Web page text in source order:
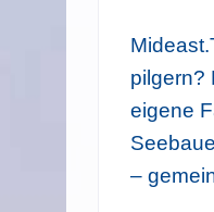
pilgern?
eigene
–